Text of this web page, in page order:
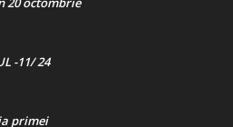
-11/ 24
primei